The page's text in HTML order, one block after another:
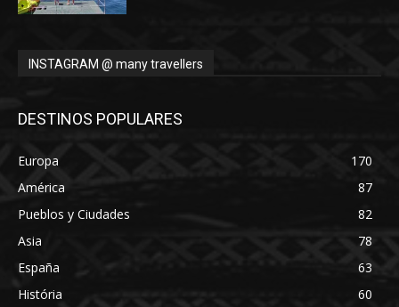
INSTAGRAM @ many travellers
DESTINOS POPULARES
Europa
170
América
87
Pueblos y Ciudades
82
Asia
78
España
63
História
60